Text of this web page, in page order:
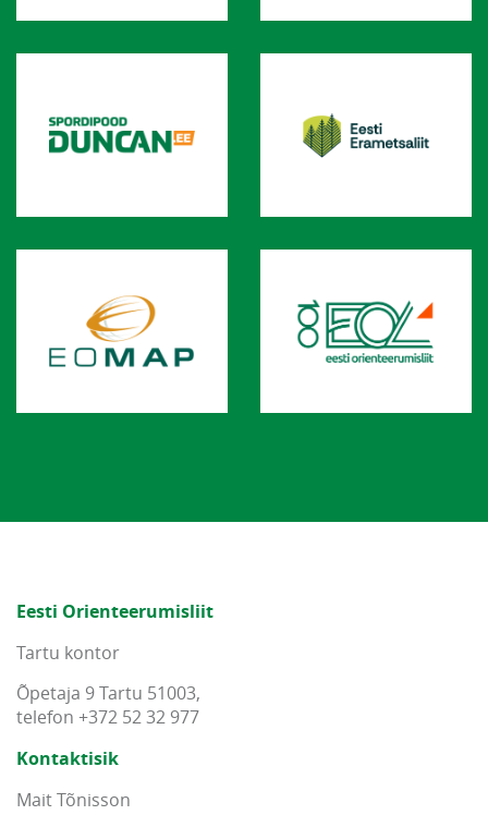
Eesti Orienteerumisliit
Tartu kontor
Õpetaja 9 Tartu 51003,
telefon +372 52 32 977
Kontaktisik
Mait Tõnisson